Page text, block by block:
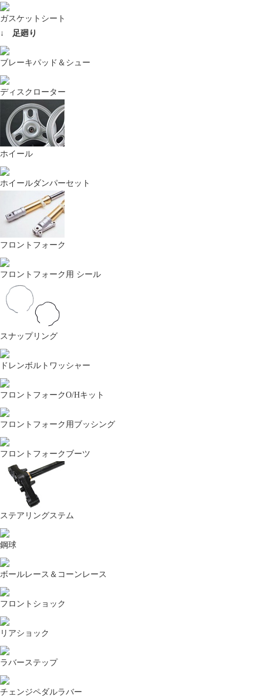
ガスケットシート
↓ 足廻り
ブレーキパッド＆シュー
ディスクローター
ホイール
ホイールダンパーセット
フロントフォーク
フロントフォーク用 シール
スナップリング
ドレンボルトワッシャー
フロントフォークO/Hキット
フロントフォーク用ブッシング
フロントフォークブーツ
ステアリングステム
鋼球
ボールレース＆コーンレース
フロントショック
リアショック
ラバーステップ
チェンジペダルラバー